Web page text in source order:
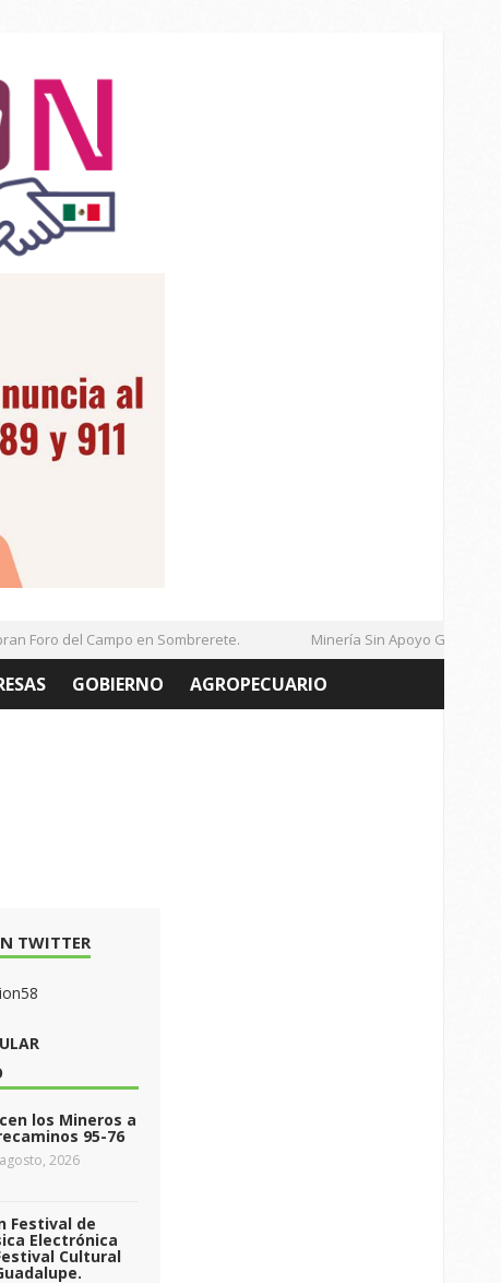
Foro del Campo en Sombrerete. Minería Sin Apoyo
GOBIERNO AGROPECUARIO
TWITTER
los Mineros a
95-76
2026
Festival de
Electrónica
Cultural